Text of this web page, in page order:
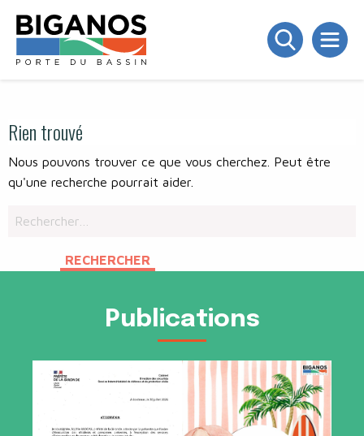
Rien trouvé
Nous pouvons trouver ce que vous cherchez. Peut être
qu'une recherche pourrait aider.
Rechercher :
Publications